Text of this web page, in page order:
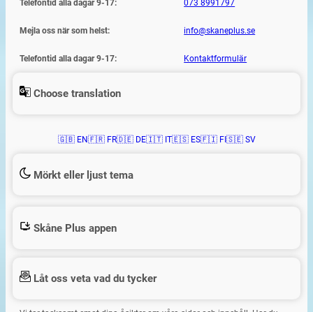
Telefontid alla dagar 9-17: 073 8991797
Mejla oss när som helst: info@skaneplus.se
Telefontid alla dagar 9-17: Kontaktformulär
Choose translation
🇬🇧 EN🇫🇷 FR🇩🇪 DE🇮🇹 IT🇪🇸 ES🇫🇮 FI 🇸🇪 SV
Mörkt eller ljust tema
Skåne Plus appen
Låt oss veta vad du tycker